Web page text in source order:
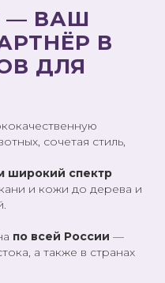
— ВАШ
В
ДЛЯ
сочетая стиль,
широкий спектр
и кожи до дерева и
по всей России —
а также в странах